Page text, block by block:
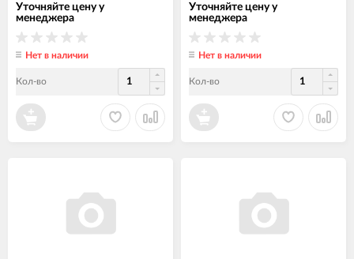
Уточняйте цену у
менеджера
Нет в наличии
Кол-во
Уточняйте цену у
менеджера
Нет в наличии
Кол-во